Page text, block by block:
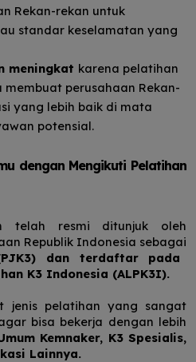
Rekan-rekan untuk
standar keselamatan yang
meningkat karena pelatihan
membuat perusahaan Rekan-
yang lebih baik di mata
potensial.
dengan Mengikuti Pelatihan
telah resmi ditunjuk oleh
Republik Indonesia sebagai
dan terdaftar pada
K3 Indonesia (ALPK3I).
jenis pelatihan yang sangat
bisa bekerja dengan lebih
Kemnaker, K3 Spesialis,
Lainnya.